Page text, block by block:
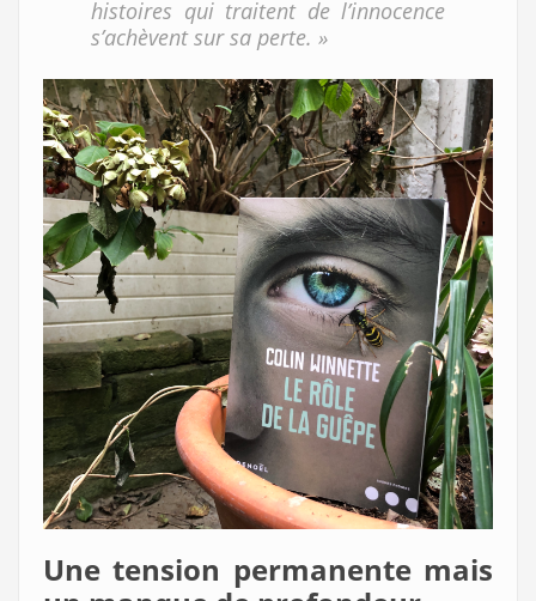
histoires qui traitent de l’innocence
s’achèvent sur sa perte. »
Une tension permanente mais